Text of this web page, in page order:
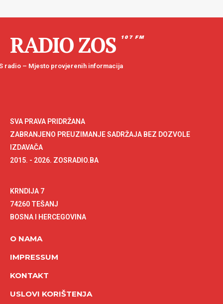
RADIO ZOS 107 FM
radio – Mjesto provjerenih informacija
SVA PRAVA PRIDRŽANA
ZABRANJENO PREUZIMANJE SADRŽAJA BEZ DOZVOLE
IZDAVAČA
2015. - 2026. ZOSRADIO.BA
KRNDIJA 7
74260 TEŠANJ
BOSNA I HERCEGOVINA
O NAMA
IMPRESSUM
KONTAKT
USLOVI KORIŠTENJA